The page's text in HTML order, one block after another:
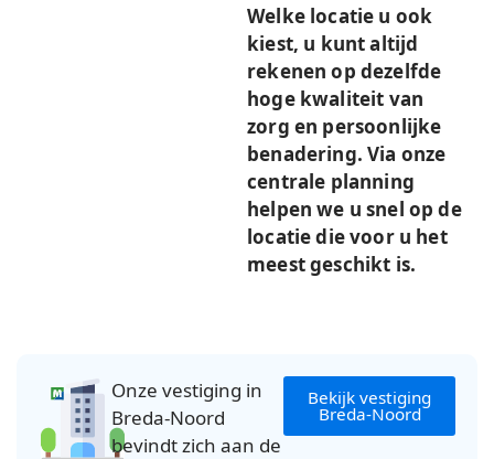
Welke locatie u ook
kiest, u kunt altijd
rekenen op dezelfde
hoge kwaliteit van
zorg en persoonlijke
benadering. Via onze
centrale planning
helpen we u snel op de
locatie die voor u het
meest geschikt is.
Onze vestiging in
Breda-Noord
bevindt zich aan de
Bekijk vestiging
Breda-Noord